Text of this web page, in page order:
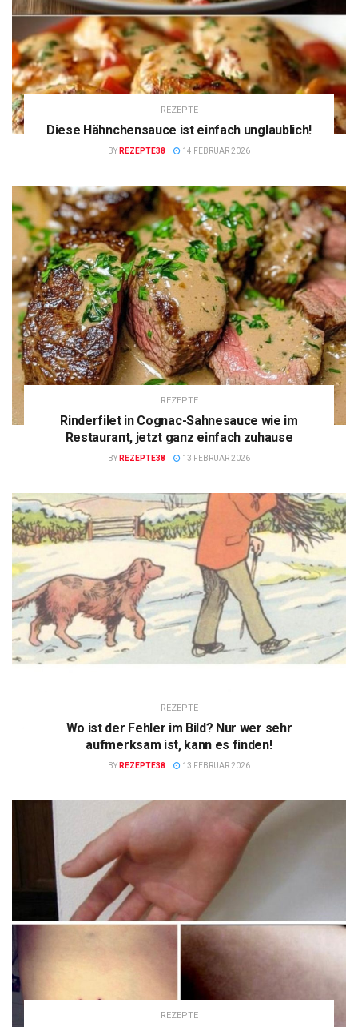
REZEPTE
Diese Hähnchensauce ist einfach unglaublich!
BY REZEPTE38 14 FEBRUAR 2026
REZEPTE
Rinderfilet in Cognac-Sahnesauce wie im
Restaurant, jetzt ganz einfach zuhause
BY REZEPTE38 13 FEBRUAR 2026
REZEPTE
Wo ist der Fehler im Bild? Nur wer sehr
aufmerksam ist, kann es finden!
BY REZEPTE38 13 FEBRUAR 2026
REZEPTE